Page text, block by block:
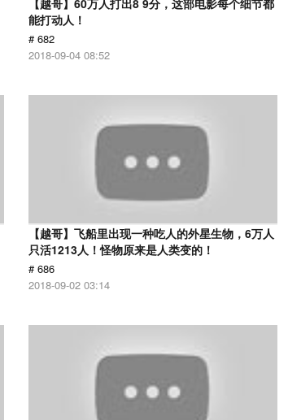
【越哥】60万人打出8 9分，这部电影每个细节都
能打动人！
# 682
2018-09-04 08:52
【越哥】飞船里出现一种吃人的外星生物，6万人
只活1213人！怪物原来是人类变的！
# 686
2018-09-02 03:14